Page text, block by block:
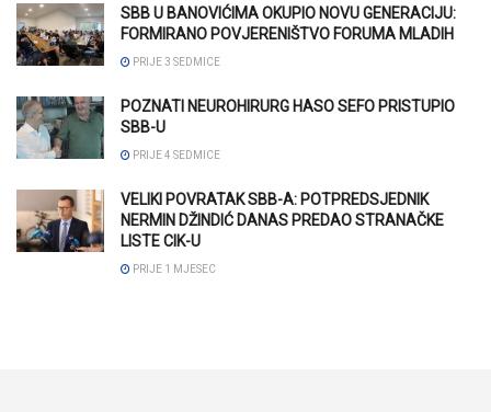
SBB U BANOVIĆIMA OKUPIO NOVU GENERACIJU:
FORMIRANO POVJERENIŠTVO FORUMA MLADIH
PRIJE 3 SEDMICE
POZNATI NEUROHIRURG HASO SEFO PRISTUPIO
SBB-U
PRIJE 4 SEDMICE
VELIKI POVRATAK SBB-A: POTPREDSJEDNIK
NERMIN DŽINDIĆ DANAS PREDAO STRANAČKE
LISTE CIK-U
PRIJE 1 MJESEC